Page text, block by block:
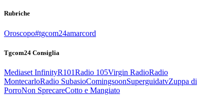
Rubriche
Oroscopo#tgcom24amarcord
Tgcom24 Consiglia
Mediaset InfinityR101Radio 105Virgin RadioRadio
MontecarloRadio SubasioComingsoonSuperguidatvZuppa di
PorroNon SprecareCotto e Mangiato